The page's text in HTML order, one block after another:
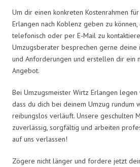
Um dir einen konkreten Kostenrahmen
Erlangen nach Koblenz geben zu
telefonisch oder per E-Mail zu
Umzugsberater besprechen gerne deine
und Anforderungen und erstellen dir ein
Angebot.
Bei Umzugsmeister Wirtz Erlangen
dass du dich bei deinem Umzug rundum
reibungslos verläuft. Unsere geschulten
zuverlässig, sorgfältig und arbeiten
auf uns verlassen!
Zögere nicht länger und fordere jetzt